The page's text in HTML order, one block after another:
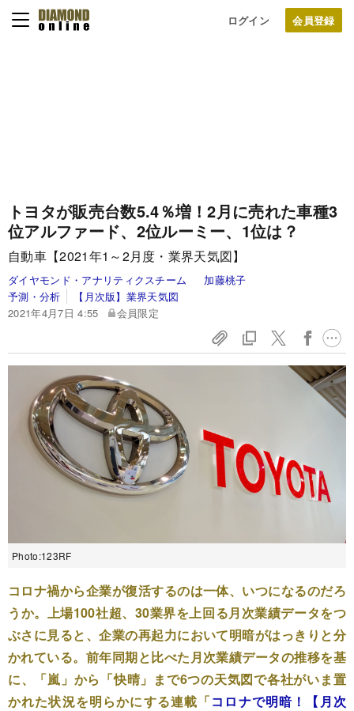
ログイン
トヨタが販売台数5.4％増！2月に売れた車種3
位アルファード、2位ルーミー、1位は？
自動車【2021年1～2月度・業界天気図】
ダイヤモンド・アナリティクスチーム
加藤桃子
予測・分析
【月次版】業界天気図
2021年4月7日 4:55
会員限定
Photo:123RF
コロナ禍から企業が復活するのは一体、いつになるのだろ
うか。上場100社超、30業界を上回る月次業績データをつ
ぶさに見ると、企業の再起力において明暗がはっきりと分
かれている。前年同期と比べた月次業績データの推移を基
に、「嵐」から「快晴」まで6つの天気図で各社がいま置
かれた状況を明らかにする連載「コロナで明暗！【月次